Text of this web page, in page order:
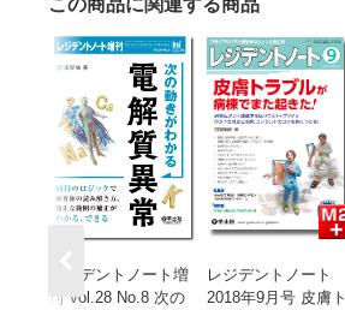
レジデントノート増
刊 Vol.28 No.8 次の
レジデントノート
2018年9月号 皮膚ト